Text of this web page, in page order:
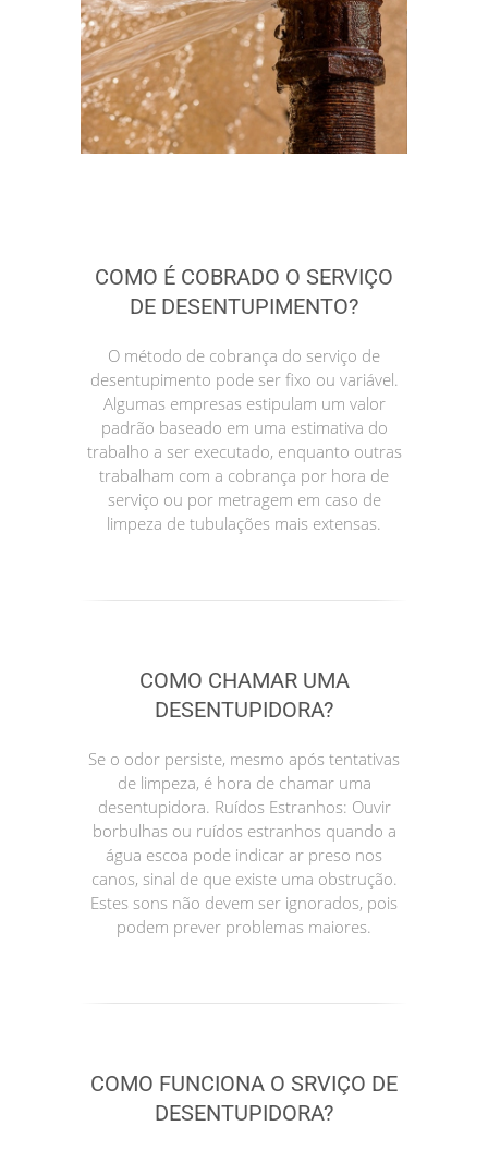
COMO É COBRADO O SERVIÇO
DE DESENTUPIMENTO?
O método de cobrança do serviço de
desentupimento pode ser fixo ou variável.
Algumas empresas estipulam um valor
padrão baseado em uma estimativa do
trabalho a ser executado, enquanto outras
trabalham com a cobrança por hora de
serviço ou por metragem em caso de
limpeza de tubulações mais extensas.
COMO CHAMAR UMA
DESENTUPIDORA?
Se o odor persiste, mesmo após tentativas
de limpeza, é hora de chamar uma
desentupidora. Ruídos Estranhos: Ouvir
borbulhas ou ruídos estranhos quando a
água escoa pode indicar ar preso nos
canos, sinal de que existe uma obstrução.
Estes sons não devem ser ignorados, pois
podem prever problemas maiores.
COMO FUNCIONA O SRVIÇO DE
DESENTUPIDORA?